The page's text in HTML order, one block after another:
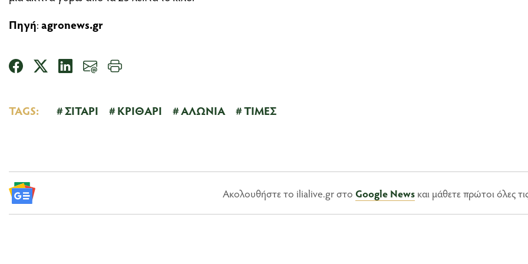
Πηγή:agronews.gr
TAGS: ΣΙΤΑΡΙ ΚΡΙΘΑΡΙ ΑΛΩΝΙΑ ΤΙΜΕΣ
Ακολουθήστε το ilialive.gr στο Google Newsκαι μάθετε πρώτοι όλες